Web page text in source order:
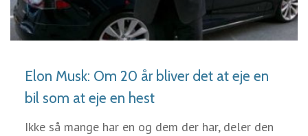
LÆS MERE
Elon Musk: Om 20 år bliver det at eje en
bil som at eje en hest
Ikke så mange har en og dem der har, deler den